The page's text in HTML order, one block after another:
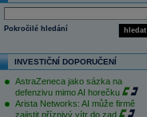
hledat
Pokročilé hledání
INVESTIČNÍ DOPORUČENÍ
AstraZeneca jako sázka na
defenzivu mimo AI horečku
Arista Networks: AI může firmě
zajistit příznivý vítr do zad